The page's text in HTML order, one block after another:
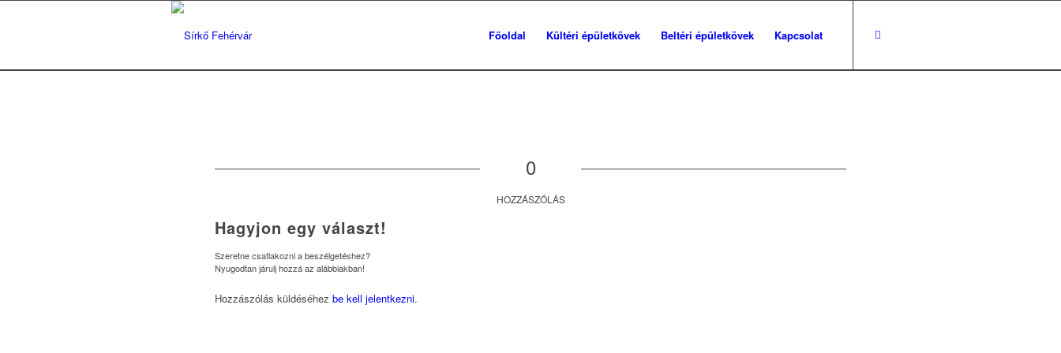
Főoldal Kültéri épületkövek Beltéri épületkövek Kapcsolat
0
HOZZÁSZÓLÁS
Hagyjon egy választ!
Szeretne csatlakozni a beszélgetéshez?
Nyugodtan járulj hozzá az alábbiakban!
Hozzászólás küldéséhez be kell jelentkezni.